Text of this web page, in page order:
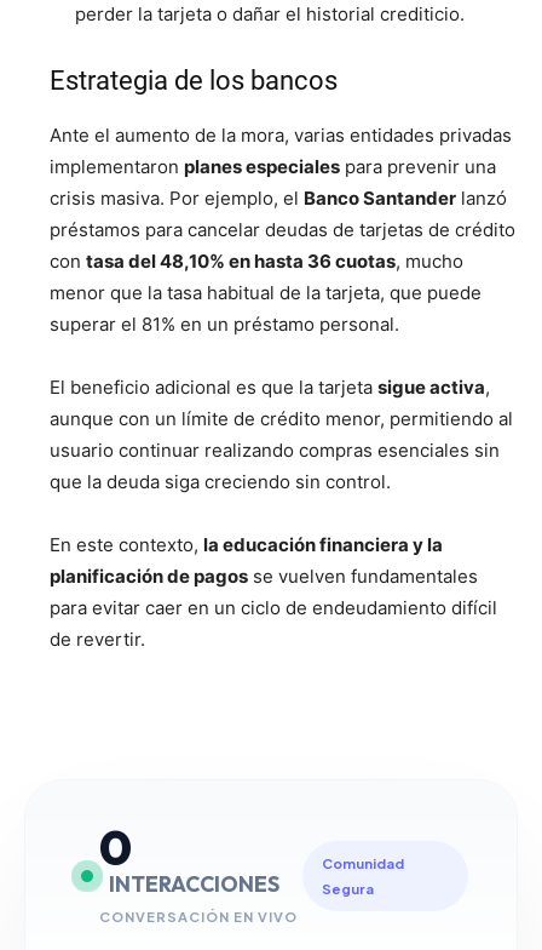
perder la tarjeta o dañar el historial crediticio.
Estrategia de los bancos
Ante el aumento de la mora, varias entidades privadas
implementaron planes especiales para prevenir una
crisis masiva. Por ejemplo, el Banco Santander lanzó
préstamos para cancelar deudas de tarjetas de crédito
con tasa del 48,10% en hasta 36 cuotas, mucho
menor que la tasa habitual de la tarjeta, que puede
superar el 81% en un préstamo personal.
El beneficio adicional es que la tarjeta sigue activa,
aunque con un límite de crédito menor, permitiendo al
usuario continuar realizando compras esenciales sin
que la deuda siga creciendo sin control.
En este contexto, la educación financiera y la
planificación de pagos se vuelven fundamentales
para evitar caer en un ciclo de endeudamiento difícil
de revertir.
0
INTERACCIONES
CONVERSACIÓN EN VIVO
Comunidad
Segura